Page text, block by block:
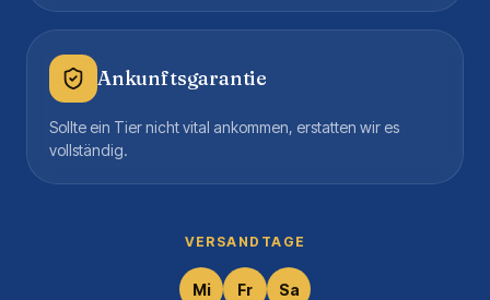
Ankunftsgarantie
Sollte ein Tier nicht vital ankommen, erstatten wir es
vollständig.
VERSANDTAGE
Mi Fr Sa